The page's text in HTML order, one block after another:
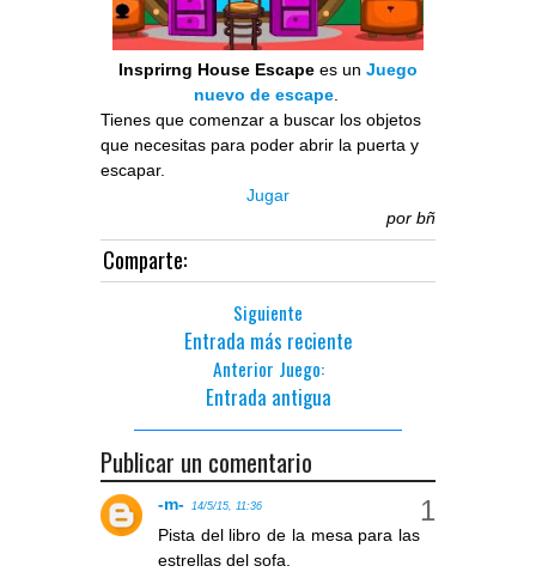
Insprirng House Escape es un Juego
nuevo de escape.
Tienes que comenzar a buscar los objetos
que necesitas para poder abrir la puerta y
escapar.
Jugar
por bñ
Comparte:
Siguiente
Entrada más reciente
Anterior Juego:
Entrada antigua
Publicar un comentario
-m- 14/5/15, 11:36
Pista del libro de la mesa para las
estrellas del sofa.